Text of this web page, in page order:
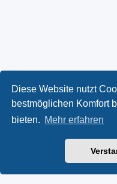
Diese Website nutzt
bestmöglichen Komfort
bieten. Mehr erfahren